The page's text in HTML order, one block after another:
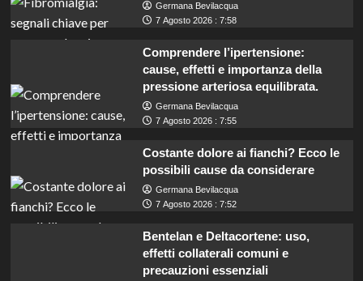
Germana Bevilacqua
7 Agosto 2026 : 7:58
Comprendere l’ipertensione:
cause, effetti e importanza della
pressione arteriosa equilibrata.
Germana Bevilacqua
7 Agosto 2026 : 7:55
Costante dolore ai fianchi? Ecco le
possibili cause da considerare
Germana Bevilacqua
7 Agosto 2026 : 7:52
Bentelan e Deltacortene: uso,
effetti collaterali comuni e
precauzioni essenziali